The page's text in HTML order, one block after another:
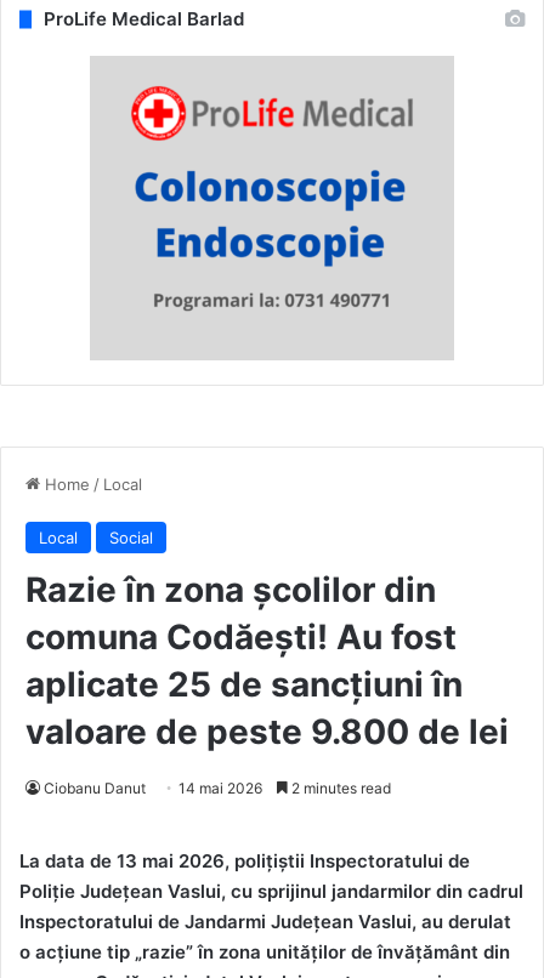
Home / Local
Local Social
Razie în zona școlilor din
comuna Codăești! Au fost
aplicate 25 de sancțiuni în
valoare de peste 9.800 de lei
Ciobanu Danut 14 mai 2026 2 minutes read
La data de 13 mai 2026, polițiștii Inspectoratului de
Poliție Județean Vaslui, cu sprijinul jandarmilor din cadrul
Inspectoratului de Jandarmi Județean Vaslui, au derulat
o acțiune tip „razie” în zona unităților de învățământ din
ProLife Medical Barlad